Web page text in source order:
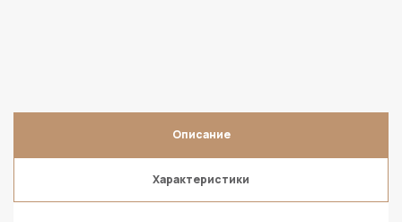
Описание
Характеристики